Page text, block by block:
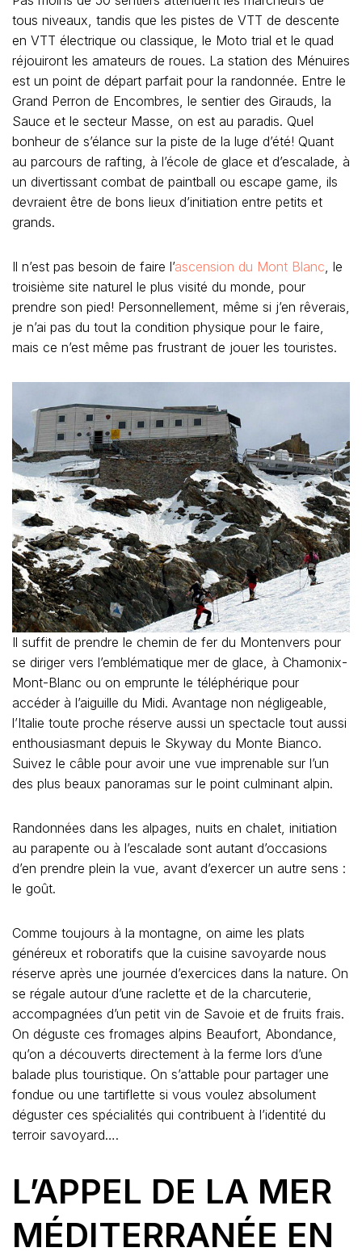
tous niveaux, tandis que les pistes de VTT de descente
en VTT électrique ou classique, le Moto trial et le quad
réjouiront les amateurs de roues. La station des Ménuires
est un point de départ parfait pour la randonnée. Entre le
Grand Perron de Encombres, le sentier des Girauds, la
Sauce et le secteur Masse, on est au paradis. Quel
bonheur de s’élance sur la piste de la luge d’été! Quant
au parcours de rafting, à l’école de glace et d’escalade, à
un divertissant combat de paintball ou escape game, ils
devraient être de bons lieux d’initiation entre petits et
grands.
Il n’est pas besoin de faire l’ascension du Mont Blanc , le
troisième site naturel le plus visité du monde, pour
prendre son pied! Personnellement, même si j’en rêverais,
je n’ai pas du tout la condition physique pour le faire,
mais ce n’est même pas frustrant de jouer les touristes.
Il suffit de prendre le chemin de fer du Montenvers pour
se diriger vers l’emblématique mer de glace, à Chamonix-
Mont-Blanc ou on emprunte le téléphérique pour
accéder à l’aiguille du Midi. Avantage non négligeable,
l’Italie toute proche réserve aussi un spectacle tout aussi
enthousiasmant depuis le Skyway du Monte Bianco.
Suivez le câble pour avoir une vue imprenable sur l’un
des plus beaux panoramas sur le point culminant alpin.
Randonnées dans les alpages, nuits en chalet, initiation
au parapente ou à l’escalade sont autant d’occasions
d’en prendre plein la vue, avant d’exercer un autre sens :
le goût.
Comme toujours à la montagne, on aime les plats
généreux et roboratifs que la cuisine savoyarde nous
réserve après une journée d’exercices dans la nature. On
se régale autour d’une raclette et de la charcuterie,
accompagnées d’un petit vin de Savoie et de fruits frais.
On déguste ces fromages alpins Beaufort, Abondance,
qu’on a découverts directement à la ferme lors d’une
balade plus touristique. On s’attable pour partager une
fondue ou une tartiflette si vous voulez absolument
déguster ces spécialités qui contribuent à l’identité du
terroir savoyard….
L’APPEL DE LA MER
MÉDITERRANÉE EN